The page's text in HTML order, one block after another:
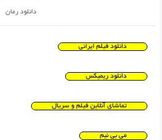
دانلود رمان
دانلود فیلم ایرانی
دانلود ریمیکس
تماشای آنلاین فیلم و سریال
می بی نیم